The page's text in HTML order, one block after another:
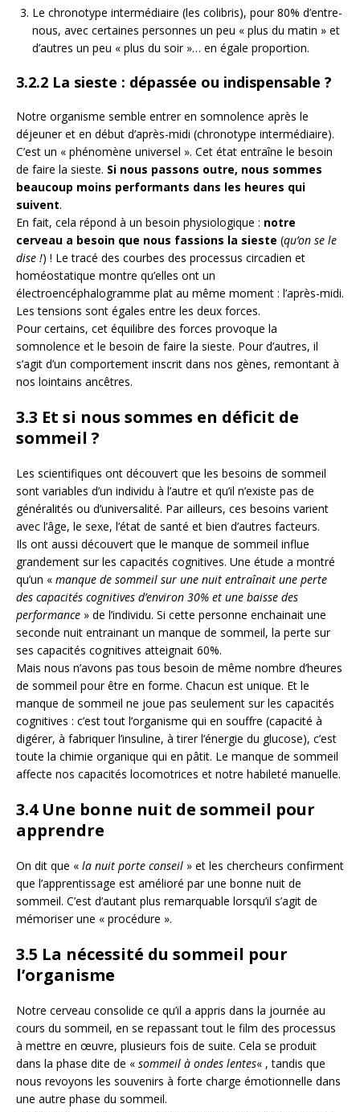
Le chronotype intermédiaire (les colibris), pour 80% d’entre-
nous, avec certaines personnes un peu « plus du matin » et
d’autres un peu « plus du soir »… en égale proportion.
3.2.2 La sieste : dépassée ou indispensable ?
Notre organisme semble entrer en somnolence après le
déjeuner et en début d’après-midi (chronotype intermédiaire).
C’est un « phénomène universel ». Cet état entraîne le besoin
de faire la sieste. Si nous passons outre, nous sommes
beaucoup moins performants dans les heures qui
suivent.
En fait, cela répond à un besoin physiologique : notre
cerveau a besoin que nous fassions la sieste (qu’on se le
dise !) ! Le tracé des courbes des processus circadien et
homéostatique montre qu’elles ont un
électroencéphalogramme plat au même moment : l’après-midi.
Les tensions sont égales entre les deux forces.
Pour certains, cet équilibre des forces provoque la
somnolence et le besoin de faire la sieste. Pour d’autres, il
s’agit d’un comportement inscrit dans nos gènes, remontant à
nos lointains ancêtres.
3.3 Et si nous sommes en déficit de
sommeil ?
Les scientifiques ont découvert que les besoins de sommeil
sont variables d’un individu à l’autre et qu’il n’existe pas de
généralités ou d’universalité. Par ailleurs, ces besoins varient
avec l’âge, le sexe, l’état de santé et bien d’autres facteurs.
Ils ont aussi découvert que le manque de sommeil influe
grandement sur les capacités cognitives. Une étude a montré
qu’un « manque de sommeil sur une nuit entraînait une perte
des capacités cognitives d’environ 30% et une baisse des
performance » de l’individu. Si cette personne enchainait une
seconde nuit entrainant un manque de sommeil, la perte sur
ses capacités cognitives atteignait 60%.
Mais nous n’avons pas tous besoin de même nombre d’heures
de sommeil pour être en forme. Chacun est unique. Et le
manque de sommeil ne joue pas seulement sur les capacités
cognitives : c’est tout l’organisme qui en souffre (capacité à
digérer, à fabriquer l’insuline, à tirer l’énergie du glucose), c’est
toute la chimie organique qui en pâtit. Le manque de sommeil
affecte nos capacités locomotrices et notre habileté manuelle.
3.4 Une bonne nuit de sommeil pour
apprendre
On dit que « la nuit porte conseil » et les chercheurs confirment
que l’apprentissage est amélioré par une bonne nuit de
sommeil. C’est d’autant plus remarquable lorsqu’il s’agit de
mémoriser une « procédure ».
3.5 La nécessité du sommeil pour
l’organisme
Notre cerveau consolide ce qu’il a appris dans la journée au
cours du sommeil, en se repassant tout le film des processus
à mettre en œuvre, plusieurs fois de suite. Cela se produit
dans la phase dite de « sommeil à ondes lentes« , tandis que
nous revoyons les souvenirs à forte charge émotionnelle dans
une autre phase du sommeil.